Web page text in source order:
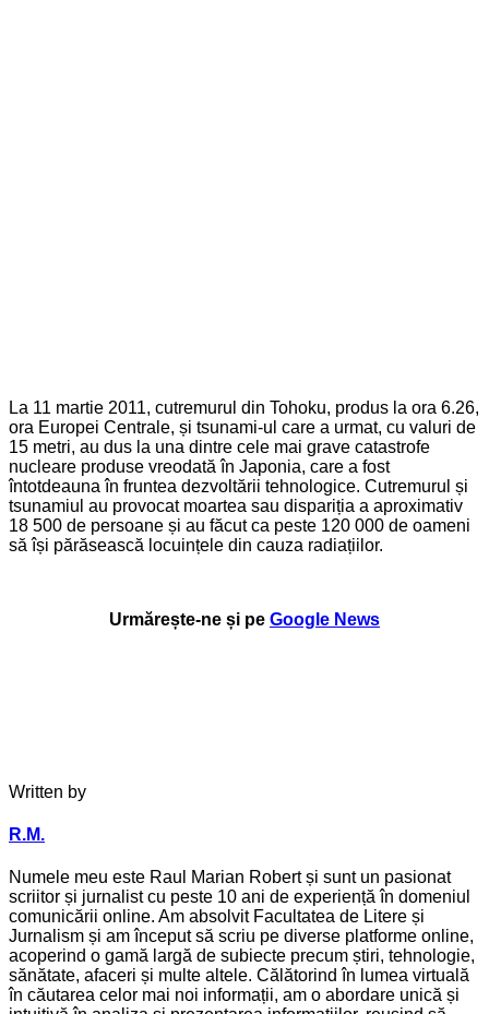
La 11 martie 2011, cutremurul din Tohoku, produs la ora 6.26,
ora Europei Centrale, și tsunami-ul care a urmat, cu valuri de
15 metri, au dus la una dintre cele mai grave catastrofe
nucleare produse vreodată în Japonia, care a fost
întotdeauna în fruntea dezvoltării tehnologice. Cutremurul și
tsunamiul au provocat moartea sau dispariția a aproximativ
18 500 de persoane și au făcut ca peste 120 000 de oameni
să își părăsească locuințele din cauza radiațiilor.
Urmărește-ne și pe Google News
Written by
R.M.
Numele meu este Raul Marian Robert și sunt un pasionat
scriitor și jurnalist cu peste 10 ani de experiență în domeniul
comunicării online. Am absolvit Facultatea de Litere și
Jurnalism și am început să scriu pe diverse platforme online,
acoperind o gamă largă de subiecte precum știri, tehnologie,
sănătate, afaceri și multe altele. Călătorind în lumea virtuală
în căutarea celor mai noi informații, am o abordare unică și